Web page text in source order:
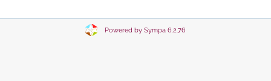
Powered by Sympa 6.2.76